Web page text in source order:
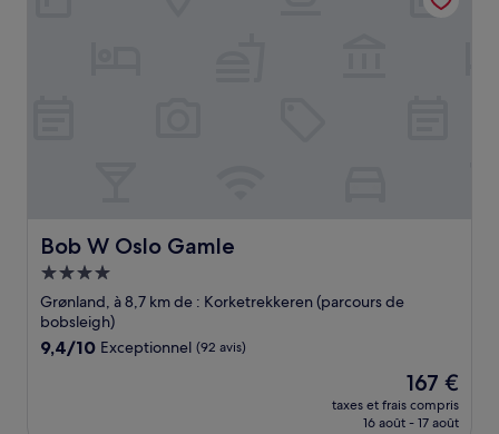
Bob W Oslo Gamle
Bob W Oslo Gamle
Hébergement
4.0 étoiles
Grønland, à 8,7 km de : Korketrekkeren (parcours de
bobsleigh)
9.4
9,4/10 Exceptionnel (92 avis)
Le
nouveau
prix
167 €
taxes et frais compris
16 août - 17 août